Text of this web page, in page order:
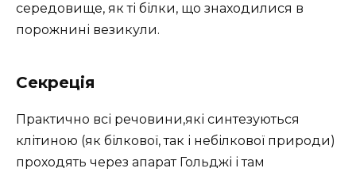
середовище, як ті білки, що знаходилися в
порожнині везикули.
Секреція
Практично всі речовини,які синтезуються
клітиною (як білкової, так і небілкової природи)
проходять через апарат Гольджі і там